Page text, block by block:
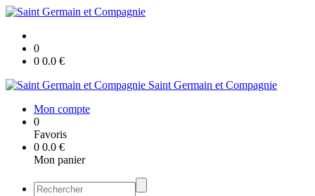
0
0 0.0 €
Saint Germain et Compagnie
Mon compte
0
Favoris
0 0.0 €
Mon panier